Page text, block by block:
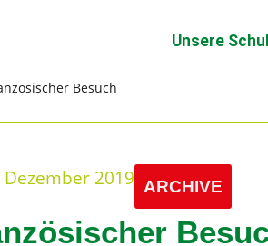
Besuch
Unsere
Dezember 2019 ARCHIVE